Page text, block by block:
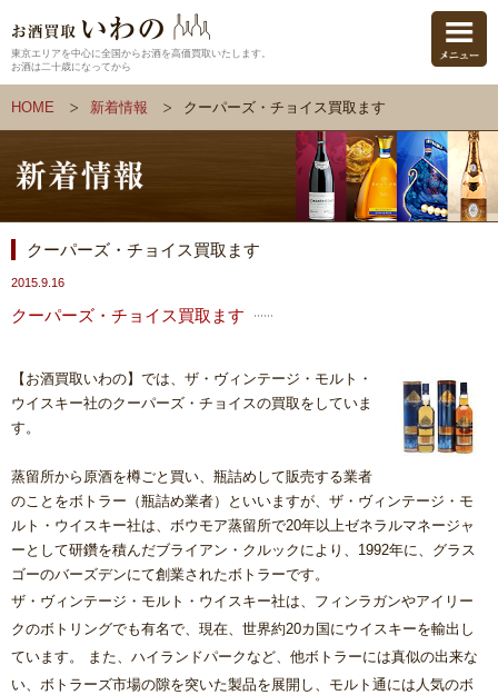
東京エリアを中心に全国からお酒を高価買取いたします。
お酒は二十歳になってから
HOME 新着情報 クーパーズ・チョイス買取ます
クーパーズ・チョイス買取ます
2015.9.16
クーパーズ・チョイス買取ます
【お酒買取いわの】では、ザ・ヴィンテージ・モルト・
ウイスキー社のクーパーズ・チョイスの買取をしていま
す。
蒸留所から原酒を樽ごと買い、瓶詰めして販売する業者
のことをボトラー（瓶詰め業者）といいますが、ザ・ヴィンテージ・モ
ルト・ウイスキー社は、ボウモア蒸留所で20年以上ゼネラルマネージャ
ーとして研鑽を積んだブライアン・クルックにより、1992年に、グラス
ゴーのバーズデンにて創業されたボトラーです。
ザ・ヴィンテージ・モルト・ウイスキー社は、フィンラガンやアイリー
クのボトリングでも有名で、現在、世界約20カ国にウイスキーを輸出し
ています。 また、ハイランドパークなど、他ボトラーには真似の出来な
い、ボトラーズ市場の隙を突いた製品を展開し、モルト通には人気のボ